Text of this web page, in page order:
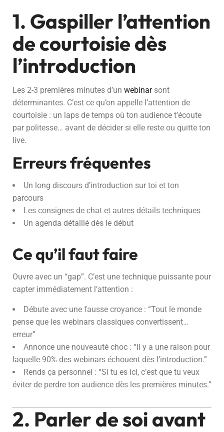
1. Gaspiller l’attention
de courtoisie dès
l’introduction
Les 2-3 premières minutes d’un webinar sont
déterminantes. C’est ce qu’on appelle l’attention de
courtoisie : un laps de temps où ton audience t’écoute
par politesse… avant de décider si elle reste ou quitte ton
live.
Erreurs fréquentes
Un long discours d’introduction sur toi et ton
parcours
Les consignes de chat et autres détails techniques
Un agenda détaillé dès le début
Ce qu’il faut faire
Ouvre avec un “gap”. C’est une technique puissante pour
capter immédiatement l’attention :
Débute avec une fausse croyance : “Tout le monde
pense que les webinars classiques convertissent…
erreur”
Annonce une nouveauté choc : “Il y a une raison pour
laquelle 90% des webinars échouent dès l’introduction.”
Rends ça personnel : “Si tu es ici, c’est que tu veux
éviter de perdre ton audience dès les premières minutes.”
2. Parler de soi avant